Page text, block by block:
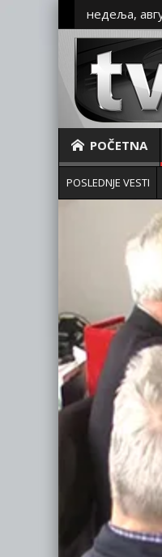
недеља,
POČETNA
POSLEDNJE VESTI
MERA ENERGETSКE